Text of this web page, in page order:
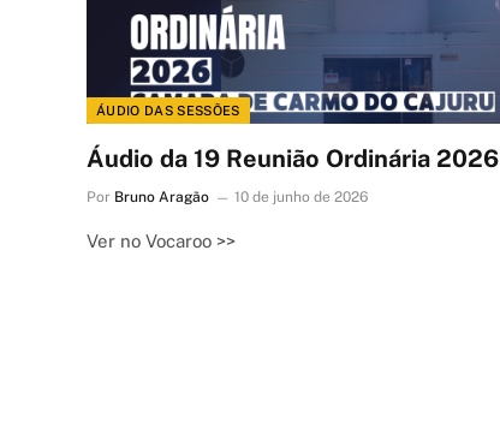
ÁUDIO DAS SESSÕES
Áudio da 19 Reunião Ordinária 2026
Por Bruno Aragão 10 de junho de 2026
Ver no Vocaroo >>